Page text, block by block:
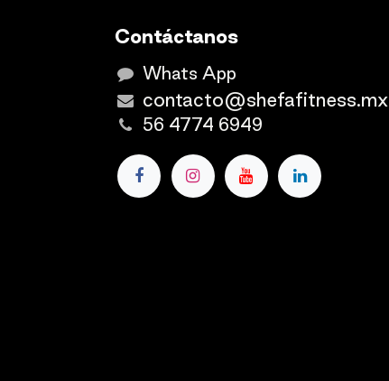
Contáctanos
Whats App
contacto@shefafitness.mx
56 4774 6949